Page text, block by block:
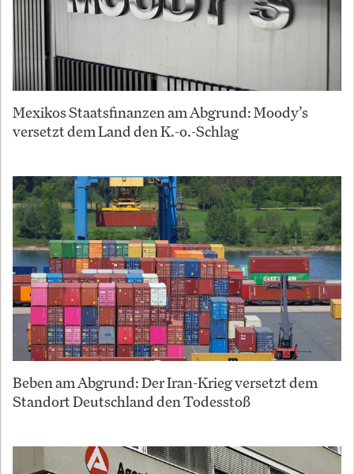
Mexikos Staatsfinanzen am Abgrund: Moody’s
versetzt dem Land den K.-o.-Schlag
Beben am Abgrund: Der Iran-Krieg versetzt dem
Standort Deutschland den Todesstoß